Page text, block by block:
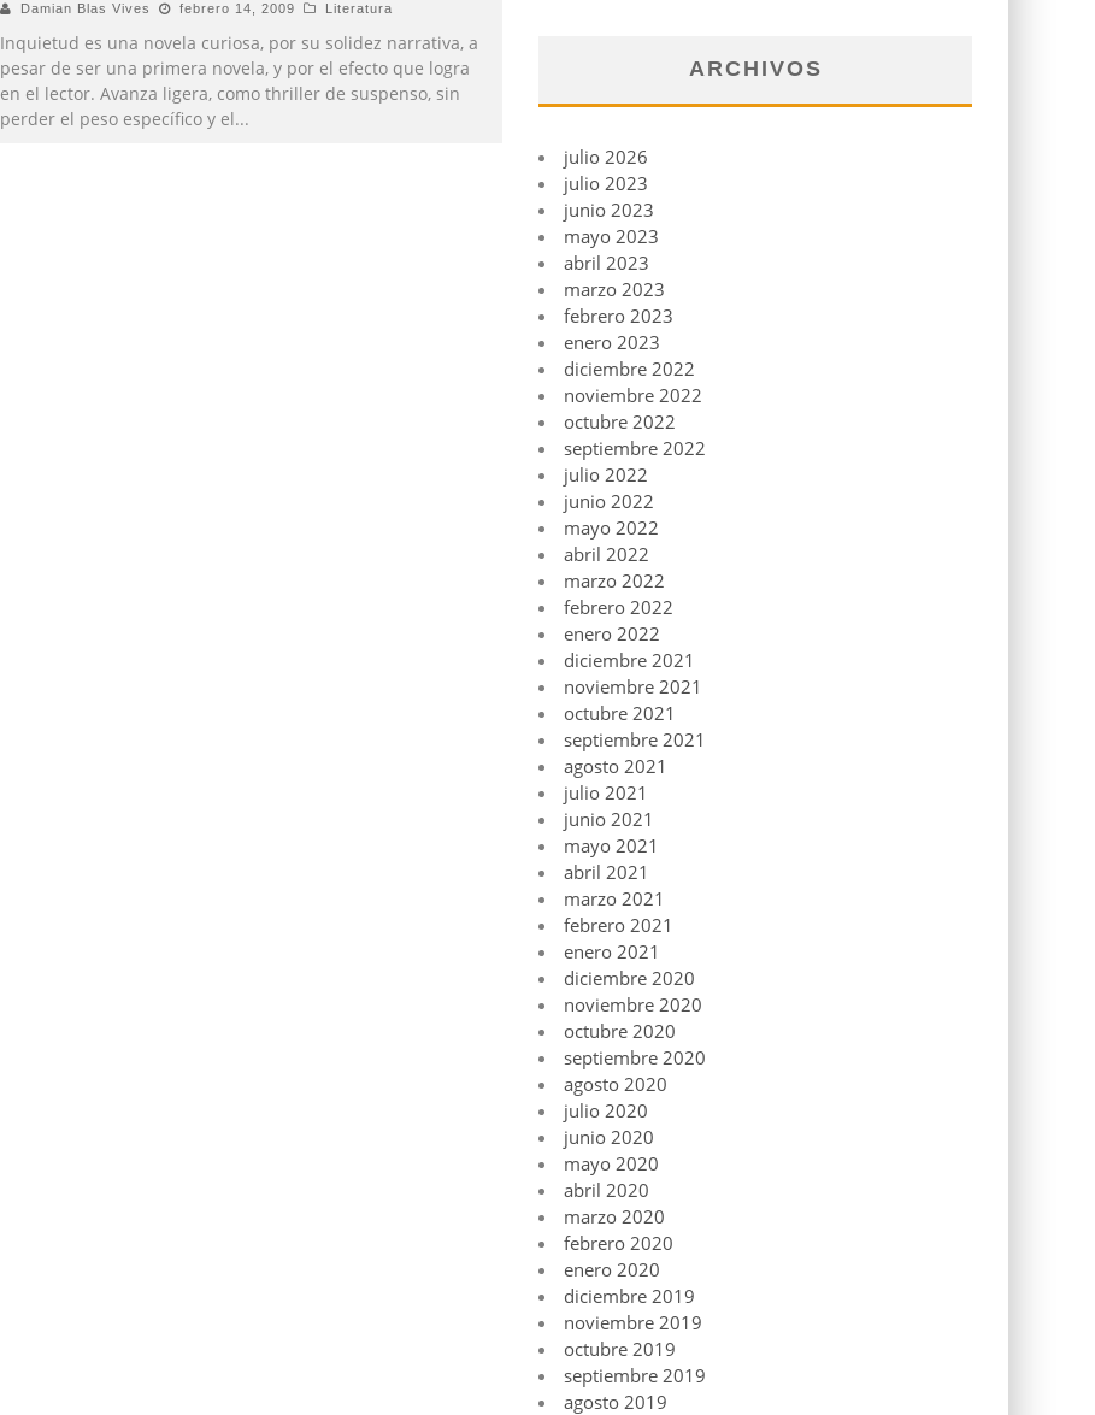
Damian Blas Vives febrero 14, 2009 Literatura
Inquietud es una novela curiosa, por su solidez narrativa, a
pesar de ser una primera novela, y por el efecto que logra
en el lector. Avanza ligera, como thriller de suspenso, sin
perder el peso específico y el...
ARCHIVOS
julio 2026
julio 2023
junio 2023
mayo 2023
abril 2023
marzo 2023
febrero 2023
enero 2023
diciembre 2022
noviembre 2022
octubre 2022
septiembre 2022
julio 2022
junio 2022
mayo 2022
abril 2022
marzo 2022
febrero 2022
enero 2022
diciembre 2021
noviembre 2021
octubre 2021
septiembre 2021
agosto 2021
julio 2021
junio 2021
mayo 2021
abril 2021
marzo 2021
febrero 2021
enero 2021
diciembre 2020
noviembre 2020
octubre 2020
septiembre 2020
agosto 2020
julio 2020
junio 2020
mayo 2020
abril 2020
marzo 2020
febrero 2020
enero 2020
diciembre 2019
noviembre 2019
octubre 2019
septiembre 2019
agosto 2019